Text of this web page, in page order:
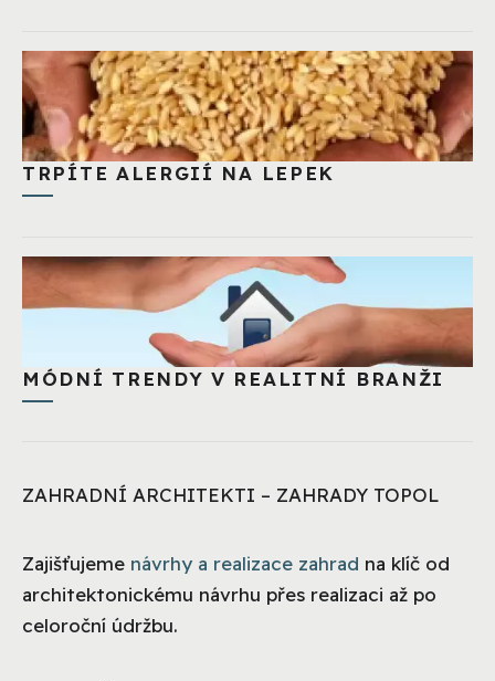
TRPÍTE ALERGIÍ NA LEPEK
MÓDNÍ TRENDY V REALITNÍ BRANŽI
ZAHRADNÍ ARCHITEKTI – ZAHRADY TOPOL
Zajišťujeme návrhy a realizace zahrad na klíč od
architektonickému návrhu přes realizaci až po
celoroční údržbu.